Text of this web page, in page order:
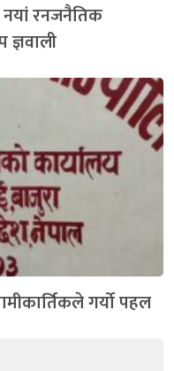
रनजनैतिक
गर्यो पहल